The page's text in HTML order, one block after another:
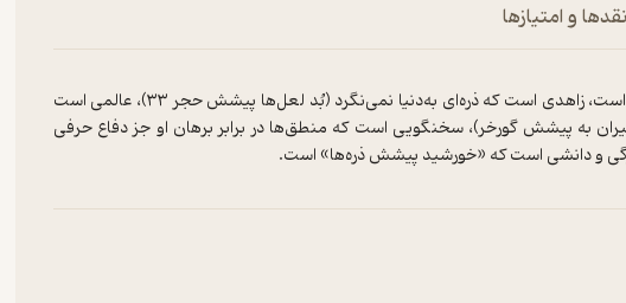
نقدها و امتیازها
شمس دارای ژرفا و گستردگی دانش و عرفان شگفت‌آوری است، زاهدی است که ذره‌‌‌ای به‌دنیا‌ نمی‌نگرد (بُد لعل‌ها پیشش حجر ۳۳)، عالمی است
به پیشش گورخر)، سخنگویی است که منطق‌ها در برابر برهان او جز دفاع حرفی‌
و دانشی است که «خورشید پیشش ذره‌ها» است.